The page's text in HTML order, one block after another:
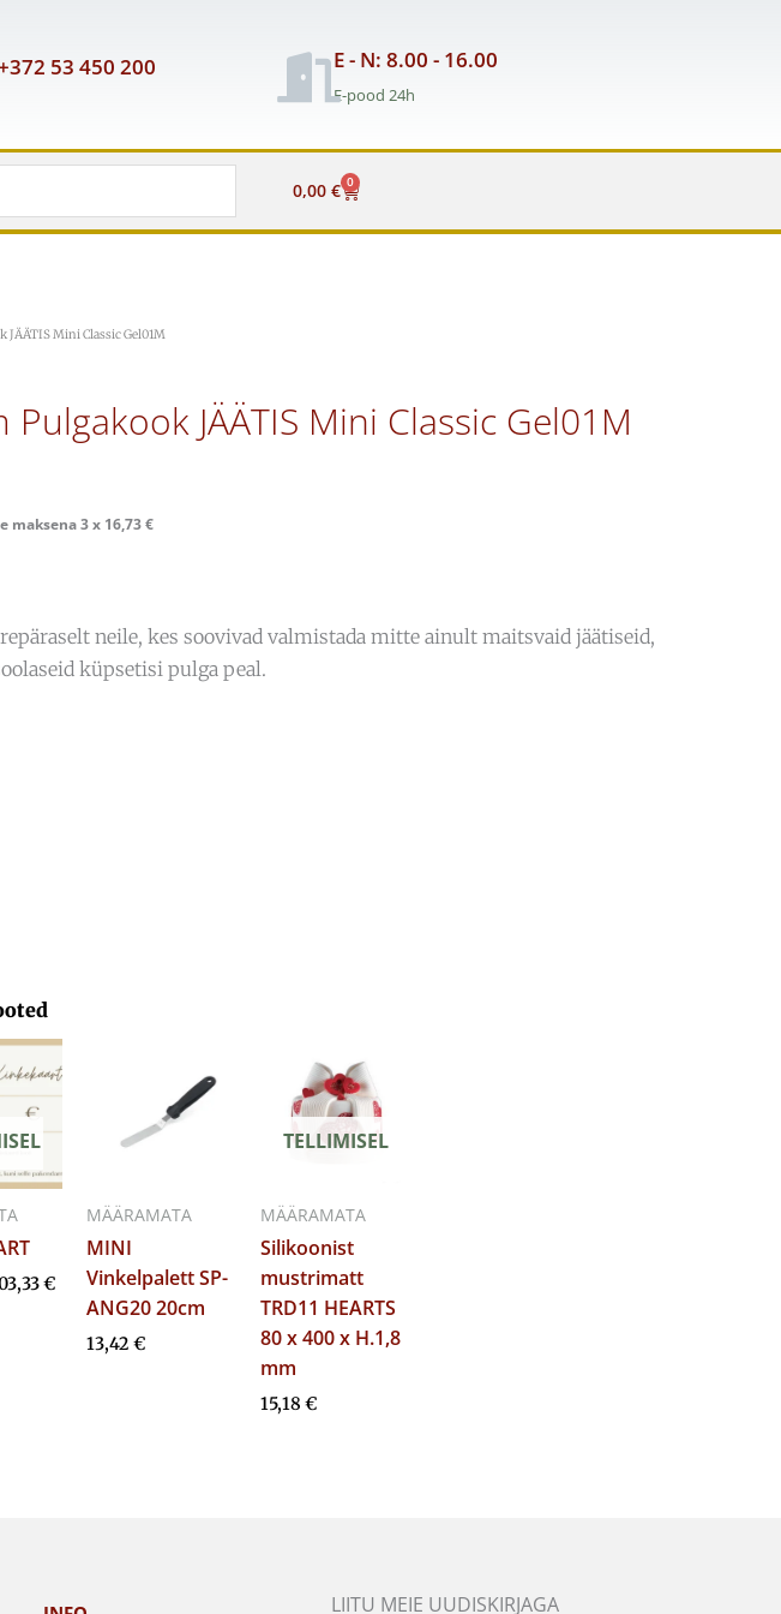
53 450 200 E - N: 8.00 - 16.00
E-pood 24h
0,00 € 0
Cart
Mini Classic Gel01M
JÄÄTIS Mini Classic Gel01M
maksena 3 x 16,73€
neile, kes soovivad valmistada mitte ainult maitsvaid jäätiseid,
küpsetisi pulga peal.
€
Hinnavahemik:
29,71 €
kuni
MÄÄRAMATA
MINI
Vinkelpalett SP-
ANG20 20cm
13,42 €
TELLIMISEL
MÄÄRAMATA
Silikoonist
mustrimatt
TRD11 HEARTS
80 x 400 x H.1,8
mm
15,18 €
LIITU MEIE UUDISKIRJAGA